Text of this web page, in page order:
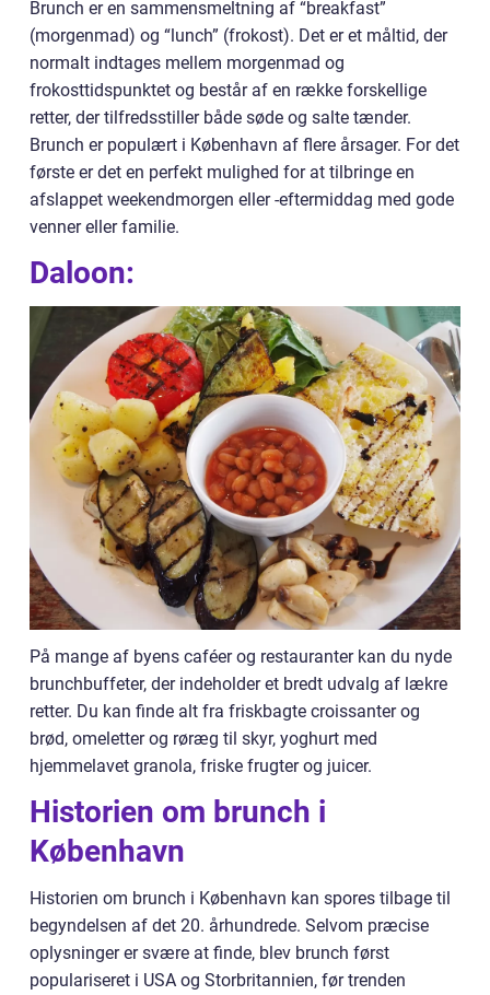
Brunch er en sammensmeltning af “breakfast”
(morgenmad) og “lunch” (frokost). Det er et måltid, der
normalt indtages mellem morgenmad og
frokosttidspunktet og består af en række forskellige
retter, der tilfredsstiller både søde og salte tænder.
Brunch er populært i København af flere årsager. For det
første er det en perfekt mulighed for at tilbringe en
afslappet weekendmorgen eller -eftermiddag med gode
venner eller familie.
Daloon:
På mange af byens caféer og restauranter kan du nyde
brunchbuffeter, der indeholder et bredt udvalg af lækre
retter. Du kan finde alt fra friskbagte croissanter og
brød, omeletter og røræg til skyr, yoghurt med
hjemmelavet granola, friske frugter og juicer.
Historien om brunch i
København
Historien om brunch i København kan spores tilbage til
begyndelsen af det 20. århundrede. Selvom præcise
oplysninger er svære at finde, blev brunch først
populariseret i USA og Storbritannien, før trenden